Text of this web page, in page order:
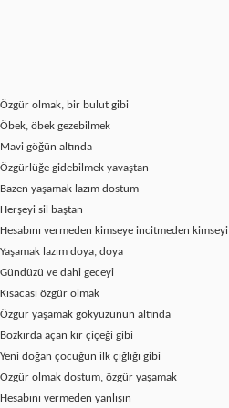
Özgür olmak, bir bulut gibi
Öbek, öbek gezebilmek
Mavi göğün altında
Özgürlüğe gidebilmek yavaştan
Bazen yaşamak lazım dostum
Herşeyi sil baştan
Hesabını vermeden kimseye incitmeden kimseyi
Yaşamak lazım doya, doya
Gündüzü ve dahi geceyi
Kısacası özgür olmak
Özgür yaşamak gökyüzünün altında
Bozkırda açan kır çiçeği gibi
Yeni doğan çocuğun ilk çığlığı gibi
Özgür olmak dostum, özgür yaşamak
Hesabını vermeden yanlışın